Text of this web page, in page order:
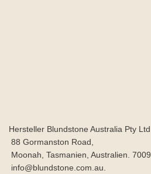
Hersteller Blundstone Australia Pty Ltd
88 Gormanston Road,
Moonah, Tasmanien, Australien. 7009
info@blundstone.com.au.